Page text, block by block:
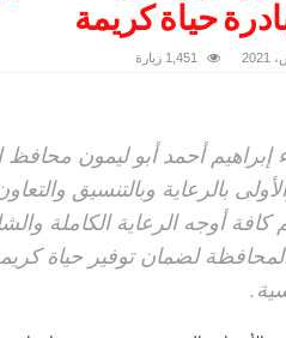
حياة كريمة
1,451 زيارة
أحمد أبو ليمون محافظ
بالرعاية وبالتنسيق
كافة أوجه الرعاية الكاملة
لضمان توفير حياة